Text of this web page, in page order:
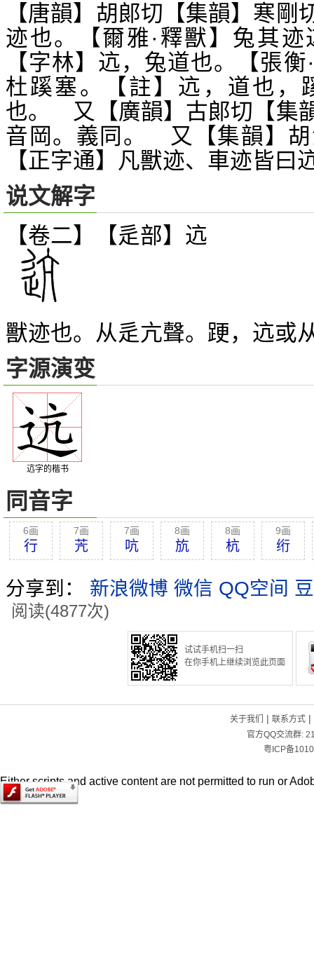
【唐韻】胡郞切【集韻】寒剛
迹也。【爾雅·釋獸】兔其
【字林】迒，兔道也。【張
杜蹊塞。【註】迒，道也，
也。 又【廣韻】古郞切【集
音岡。義同。 又【集韻】
【正字通】凡獸迹、車迹皆
说文解字
【卷二】【辵部】 迒
獸迹也。从辵亢聲。 𨁈 ，迒或
字源演变
迒字的楷书
同音字
6画
行
7画
苀
7画
吭
8画
斻
8画
杭
9画
绗
分享到： 新浪微博 微信 QQ空间
阅读(4877次)
试试手机扫一扫
在你手机上继续浏览此页面
关于我们 | 联系方式|
官方QQ交流群:
粤ICP备
Either scripts and active content are not permitted to run or